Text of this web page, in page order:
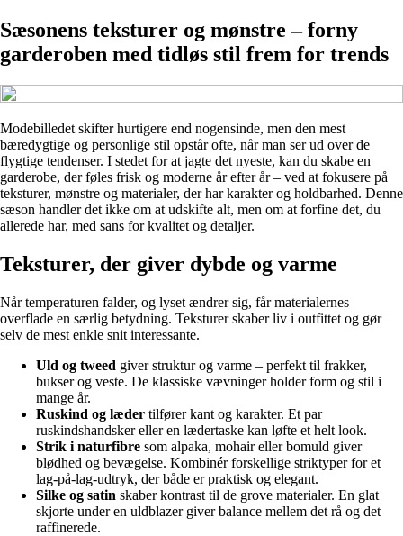
Sæsonens teksturer og mønstre – forny
garderoben med tidløs stil frem for trends
Modebilledet skifter hurtigere end nogensinde, men den mest
bæredygtige og personlige stil opstår ofte, når man ser ud over de
flygtige tendenser. I stedet for at jagte det nyeste, kan du skabe en
garderobe, der føles frisk og moderne år efter år – ved at fokusere på
teksturer, mønstre og materialer, der har karakter og holdbarhed. Denne
sæson handler det ikke om at udskifte alt, men om at forfine det, du
allerede har, med sans for kvalitet og detaljer.
Teksturer, der giver dybde og varme
Når temperaturen falder, og lyset ændrer sig, får materialernes
overflade en særlig betydning. Teksturer skaber liv i outfittet og gør
selv de mest enkle snit interessante.
Uld og tweed giver struktur og varme – perfekt til frakker,
bukser og veste. De klassiske vævninger holder form og stil i
mange år.
Ruskind og læder tilfører kant og karakter. Et par
ruskindshandsker eller en lædertaske kan løfte et helt look.
Strik i naturfibre som alpaka, mohair eller bomuld giver
blødhed og bevægelse. Kombinér forskellige striktyper for et
lag-på-lag-udtryk, der både er praktisk og elegant.
Silke og satin skaber kontrast til de grove materialer. En glat
skjorte under en uldblazer giver balance mellem det rå og det
raffinerede.